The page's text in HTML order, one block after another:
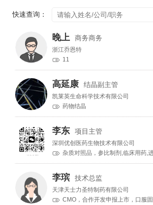
快速查询：
晚上 商务商务
浙江乔恩特
11
高延康 结晶副主管
凯莱英生命科学技术有限公司
药物结晶
李东 项目主管
深圳优创医药生物技术有限公司
杂质对照品，参比制剂,临床用药,
兽药,原研药
李瑸 技术总监
天津天士力圣特制药有限公司
CMO，合作开发申报上市，口服